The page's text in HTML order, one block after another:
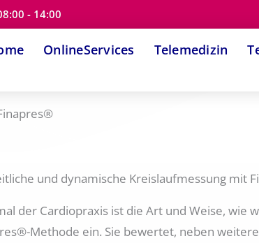
- 14:00
OnlineServices Telemedizin
und dynamische Kreislaufmessung mit
der Cardiopraxis ist die Art und Weise, wie
Methode ein. Sie bewertet, neben